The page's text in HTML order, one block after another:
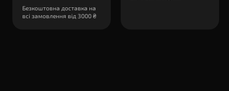
Безкоштовна доставка на
всі замовлення від 3000 ₴